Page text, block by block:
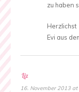
zu haben
Herzlichst
Evi aus
Liz
16. November 2013